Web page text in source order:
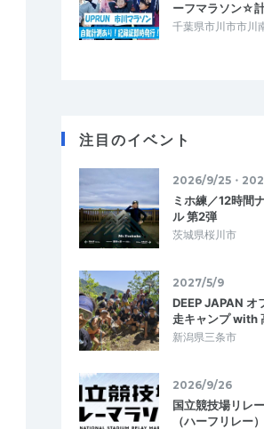
ーフマラソン☆
千葉県市川市市川
注目のイベント
2026/9/25・
ミホ練／12時間
ル 第2弾
茨城県桜川市
2027/5/9
DEEP JAPAN オ
走キャンプ with
新潟県三条市
2026/9/26
国立競技場リレ
（ハーフリレー）